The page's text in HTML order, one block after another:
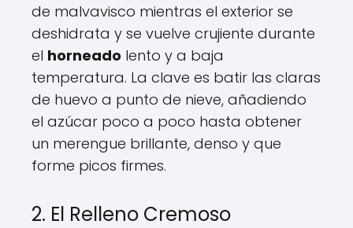
de malvavisco mientras el exterior se
deshidrata y se vuelve crujiente durante
el horneado lento y a baja
temperatura. La clave es batir las claras
de huevo a punto de nieve, añadiendo
el azúcar poco a poco hasta obtener
un merengue brillante, denso y que
forme picos firmes.
2. El Relleno Cremoso